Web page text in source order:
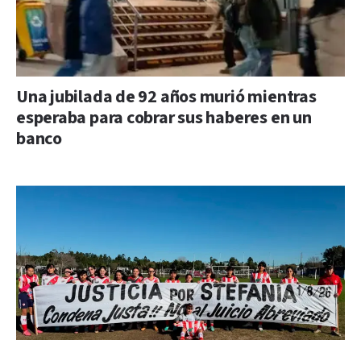
Una jubilada de 92 años murió mientras
esperaba para cobrar sus haberes en un
banco